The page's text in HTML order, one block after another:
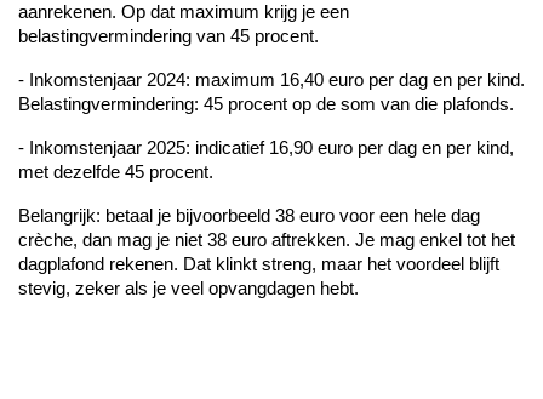
aanrekenen. Op dat maximum krijg je een
belastingvermindering van 45 procent.
- Inkomstenjaar 2024: maximum 16,40 euro per dag en per kind.
Belastingvermindering: 45 procent op de som van die plafonds.
- Inkomstenjaar 2025: indicatief 16,90 euro per dag en per kind,
met dezelfde 45 procent.
Belangrijk: betaal je bijvoorbeeld 38 euro voor een hele dag
crèche, dan mag je niet 38 euro aftrekken. Je mag enkel tot het
dagplafond rekenen. Dat klinkt streng, maar het voordeel blijft
stevig, zeker als je veel opvangdagen hebt.